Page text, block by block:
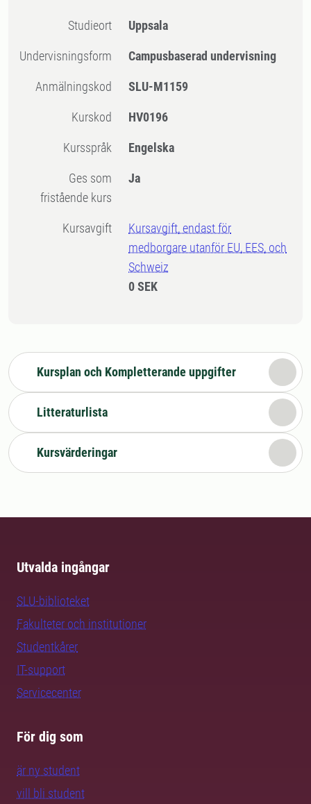
Studieort Uppsala
Undervisningsform Campusbaserad undervisning
Anmälningskod SLU-M1159
Kurskod HV0196
Kursspråk Engelska
Ges som
fristående kurs
Ja
Kursavgift
Kursavgift, endast för
medborgare utanför EU, EES, och
Schweiz
0 SEK
Kursplan och Kompletterande uppgifter
Litteraturlista
Kursvärderingar
Utvalda ingångar
SLU-biblioteket
Fakulteter och institutioner
Studentkårer
IT-support
Servicecenter
För dig som
är ny student
vill bli student